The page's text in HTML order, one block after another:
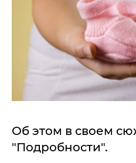
Об этом в своем
"Подробности".